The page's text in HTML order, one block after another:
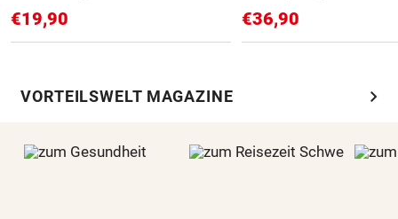
€19,90 €36,90
VORTEILSWELT MAGAZINE chevron_right